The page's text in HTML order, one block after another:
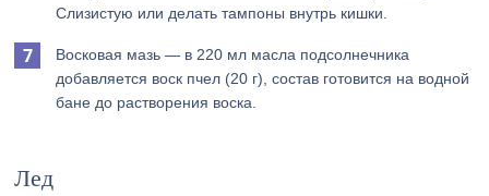
Слизистую или делать тампоны внутрь кишки.
Восковая мазь — в 220 мл масла подсолнечника
добавляется воск пчел (20 г), состав готовится на водной
бане до растворения воска.
Лед